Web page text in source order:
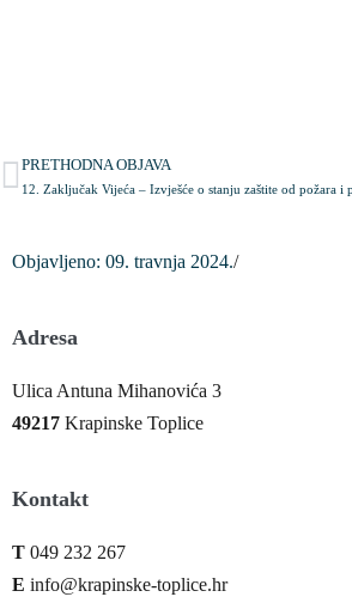
PRETHODNA OBJAVA
12. Zaključak Vijeća – Izvješće o stanju zaštite od požara
Objavljeno: 09. travnja 2024./
Adresa
Ulica Antuna Mihanovića 3
49217 Krapinske Toplice
Kontakt
T 049 232 267
E info@krapinske-toplice.hr